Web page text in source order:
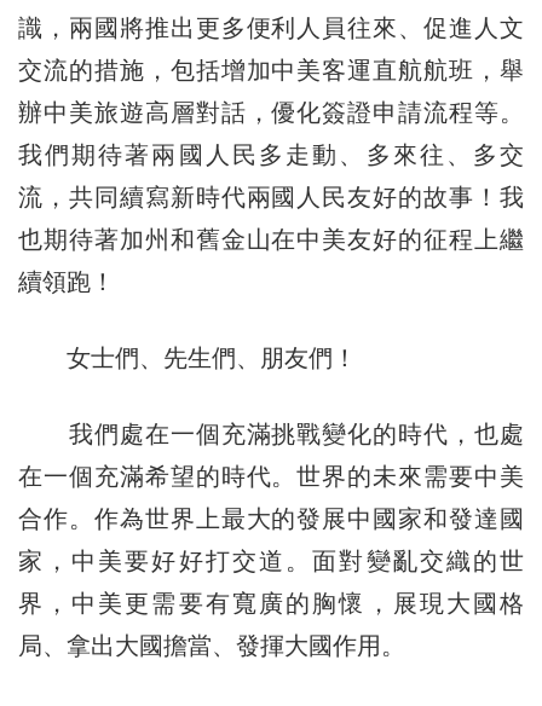
識，兩國將推出更多便利人員往來、促進人文
交流的措施，包括增加中美客運直航航班，舉
辦中美旅遊高層對話，優化簽證申請流程等。
我們期待著兩國人民多走動、多來往、多交
流，共同續寫新時代兩國人民友好的故事！我
也期待著加州和舊金山在中美友好的征程上繼
續領跑！
女士們、先生們、朋友們！
我們處在一個充滿挑戰變化的時代，也處
在一個充滿希望的時代。世界的未來需要中美
合作。作為世界上最大的發展中國家和發達國
家，中美要好好打交道。面對變亂交織的世
界，中美更需要有寬廣的胸懷，展現大國格
局、拿出大國擔當、發揮大國作用。